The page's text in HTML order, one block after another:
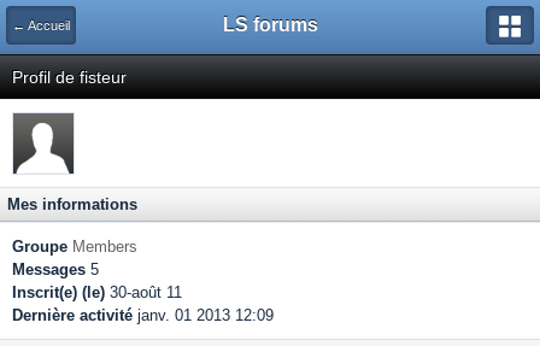
← Accueil LS forums
Profil de fisteur
Mes informations
Groupe Members
Messages 5
Inscrit(e) (le) 30-août 11
Dernière activité janv. 01 2013 12:09